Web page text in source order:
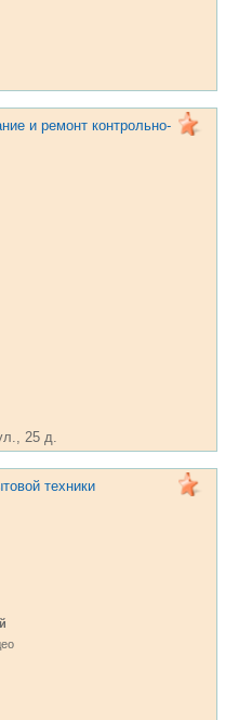
и ремонт контрольно-
25 д.
техники